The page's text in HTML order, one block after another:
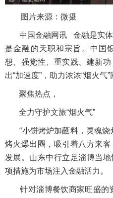
图片来源：微摄
中国金融网讯 金融是实体
是金融的天职和宗旨。中国
想、强党性、重实践、建新
出“加速度”，助力浓浓“烟火气”
聚焦热点，
全力守护文旅“烟火气”
“小饼烤炉加蘸料，灵魂
烤火爆出圈，吸引着八方来
发展。山东中行立足淄博当
项措施为市场注入金融活力。
针对淄博餐饮商家旺盛的